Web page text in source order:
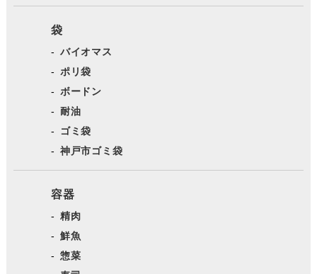
袋
バイオマス
ポリ袋
ボードン
耐油
ゴミ袋
神戸市ゴミ袋
容器
精肉
鮮魚
惣菜